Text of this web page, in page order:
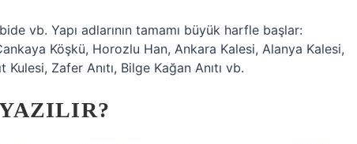
vb. Yapı adlarının tamamı büyük harfle başlar:
Köşkü, Horozlu Han, Ankara Kalesi, Alanya Kalesi,
Zafer Anıtı, Bilge Kağan Anıtı vb.